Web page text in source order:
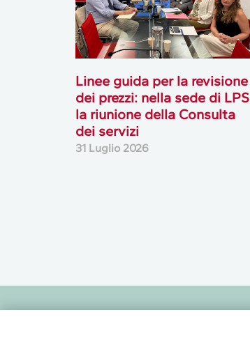
Linee guida per la revisione
dei prezzi: nella sede di LPS
la riunione della Consulta
dei servizi
31 Luglio 2026